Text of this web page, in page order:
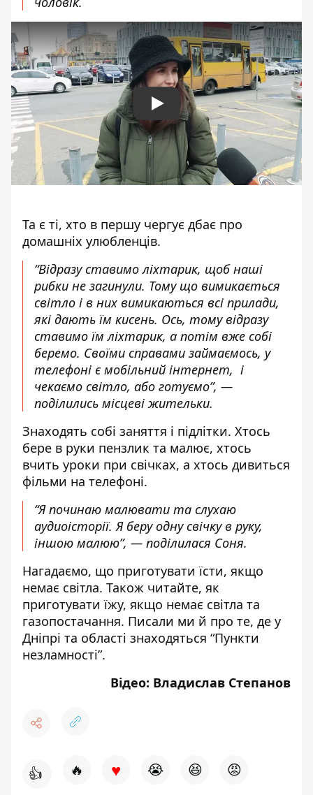
Play
Та є ті, хто в першу чергує дбає про
домашніх улюбленців.
“Відразу ставимо ліхтарик, щоб наші
рибки не загинули. Тому що вимикається
світло і в них вимикаються всі прилади,
які дають їм кисень. Ось, тому відразу
ставимо їм ліхтарик, а потім вже собі
беремо. Своїми справами займаємось, у
телефоні є мобільний інтернет, і
чекаємо світло, або готуємо”, —
поділились місцеві жительки.
Знаходять собі заняття і підлітки. Хтось
бере в руки пензлик та малює, хтось
вчить уроки при свічках, а хтось дивиться
фільми на телефоні.
“Я починаю малювати та слухаю
аудиоісторії. Я беру одну свічку в руку,
іншою малюю”, — поділилася Соня.
Нагадаємо, що приготувати їсти, якщо
немає світла. Також читайте, як
приготувати їжу, якщо немає світла та
газопостачання. Писали ми й про те, де у
Дніпрі та області знаходяться “Пункти
незламності”.
Відео: Владислав Степанов
👍 🔥 ♥ 😭 😆 😡